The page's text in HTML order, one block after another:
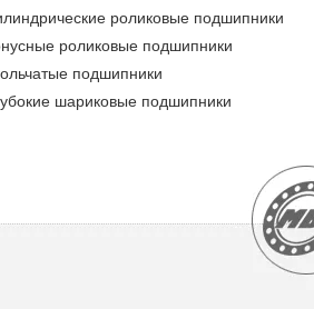
роликовые подшипники
роликовые подшипники
подшипники
шариковые подшипники